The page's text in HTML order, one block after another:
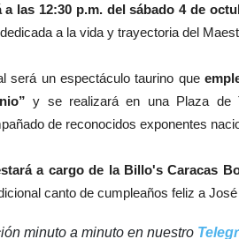
a las 12:30 p.m. del sábado 4 de
a la vida y trayectoria del
será un espectáculo taurino que
y se realizará en una Plaza de
de reconocidos exponentes
a cargo de la Billo's Caracas
canto de cumpleaños feliz a
minuto a minuto en nuestro